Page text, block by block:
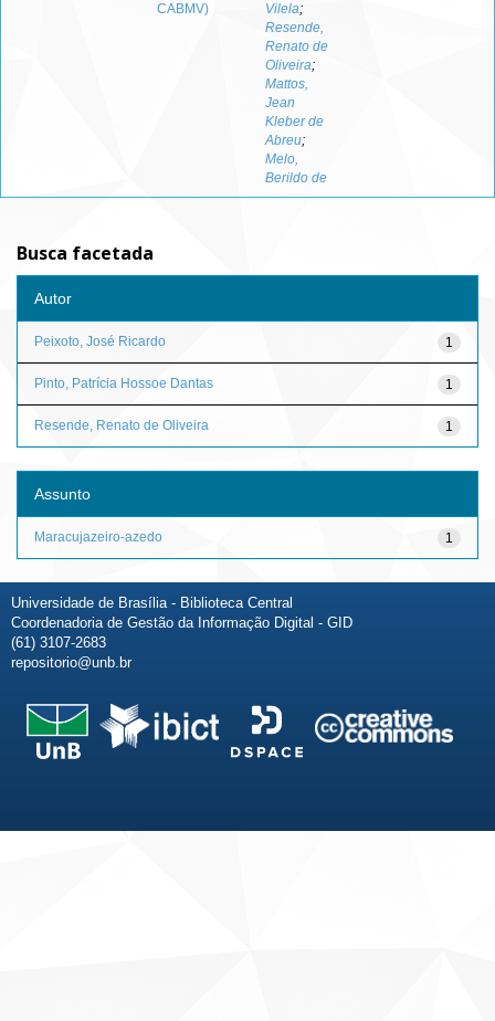
CABMV)
Vilela;
Resende,
Renato de
Oliveira;
Mattos,
Jean
Kleber de
Abreu;
Melo,
Berildo de
Busca facetada
Autor
1
Peixoto, José Ricardo
1
Pinto, Patrícia Hossoe Dantas
1
Resende, Renato de Oliveira
Assunto
1
Maracujazeiro-azedo
Universidade de Brasília - Biblioteca Central
Coordenadoria de Gestão da Informação Digital - GID
(61) 3107-2683
repositorio@unb.br